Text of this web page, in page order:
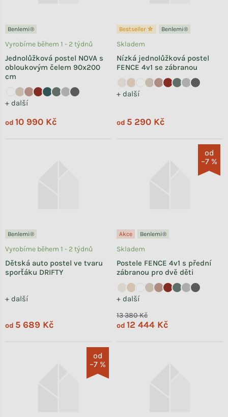
Benlemi®
Jednolůžková postel NOVA s
obloukovým čelem 90x200
cm
+ další
Vyrobíme během 1 - 2 týdnů
od 10 990 Kč
Bestseller ☆ Benlemi®
Nízká jednolůžková postel
FENCE 4v1 se zábranou
+ další
Skladem
od 5 290 Kč
Benlemi®
Dětská auto postel ve tvaru
sporťáku DRIFTY
+ další
Vyrobíme během 1 - 2 týdnů
od 5 689 Kč
od
–7 %
Akce Benlemi®
Postele FENCE 4v1 s přední
zábranou pro dvě děti
+ další
Skladem
13 380 Kč
od 12 444 Kč
od
–7 %